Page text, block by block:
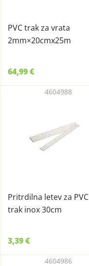
PVC trak za vrata
2mm×20cmx25m
64,99 €
Pritrdilna letev za PVC
trak inox 30cm
4604988
3,39 €
4604986